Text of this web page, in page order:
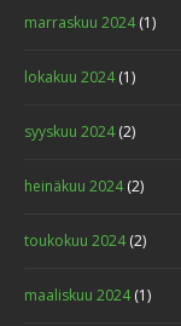
marraskuu 2024(1)
lokakuu 2024(1)
syyskuu 2024(2)
heinäkuu 2024(2)
toukokuu 2024(2)
maaliskuu 2024(1)